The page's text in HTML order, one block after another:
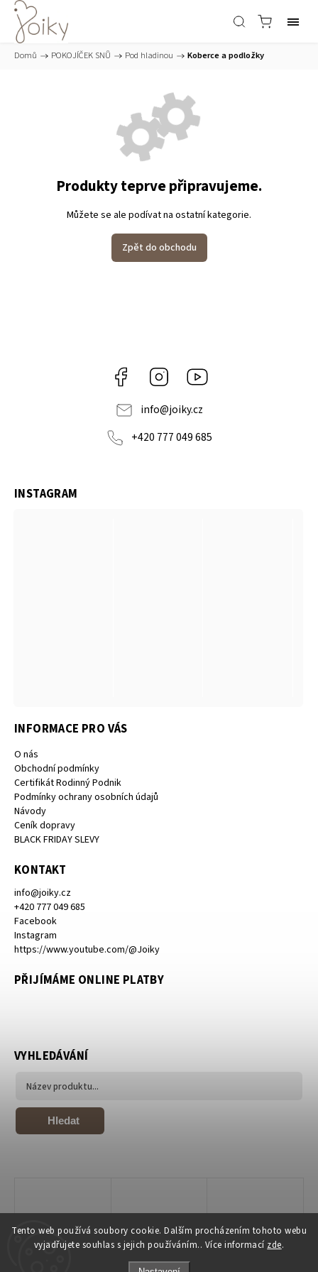
Tento web používá soubory cookie. Dalším procházením tohoto webu
vyjadřujete souhlas s jejich používáním.. Více informací zde.
Domů / POKOJÍČEK SNŮ / Pod hladinou / Koberce a podložky
Produkty teprve připravujeme.
Můžete se ale podívat na ostatní kategorie.
Zpět do obchodu
Facebook Instagram
info@joiky.cz
+420 777 049 685
INFORMACE PRO VÁS
O nás
Obchodní podmínky
Certifikát Rodinný Podnik
Podmínky ochrany osobních údajů
Návody
Ceník dopravy
BLACK FRIDAY SLEVY
KONTAKT
info@joiky.cz
+420 777 049 685
Facebook
Instagram
https://www.youtube.com/@Joiky
PŘIJÍMÁME ONLINE PLATBY
INSTAGRAM
VYHLEDÁVÁNÍ
Hledat